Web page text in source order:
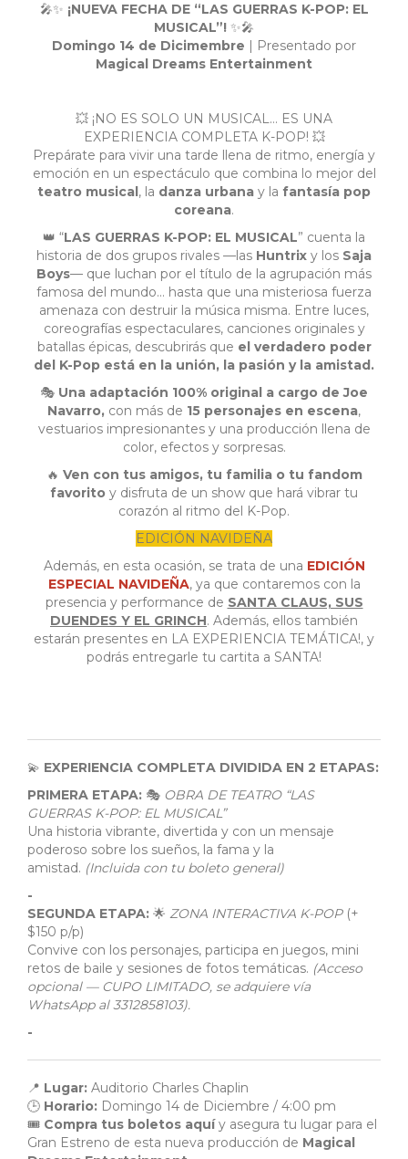
🎤✨ ¡NUEVA FECHA DE “LAS GUERRAS K-POP: EL
MUSICAL”! ✨🎤
Domingo 14 de Dicimembre | Presentado por
Magical Dreams Entertainment
💥 ¡NO ES SOLO UN MUSICAL… ES UNA
EXPERIENCIA COMPLETA K-POP! 💥
Prepárate para vivir una tarde llena de ritmo, energía y
emoción en un espectáculo que combina lo mejor del
teatro musical , la danza urbana y la fantasía pop
coreana.
👑 “LAS GUERRAS K-POP: EL MUSICAL” cuenta la
historia de dos grupos rivales —las Huntrix y los Saja
Boys— que luchan por el título de la agrupación más
famosa del mundo… hasta que una misteriosa fuerza
amenaza con destruir la música misma. Entre luces,
coreografías espectaculares, canciones originales y
batallas épicas, descubrirás que el verdadero poder
del K-Pop está en la unión, la pasión y la amistad.
🎭 Una adaptación 100% original a cargo de Joe
Navarro, con más de 15 personajes en escena,
vestuarios impresionantes y una producción llena de
color, efectos y sorpresas.
🔥 Ven con tus amigos, tu familia o tu fandom
favorito y disfruta de un show que hará vibrar tu
corazón al ritmo del K-Pop.
EDICIÓN NAVIDEÑA
Además, en esta ocasión, se trata de una EDICIÓN
ESPECIAL NAVIDEÑA, ya que contaremos con la
presencia y performance de SANTA CLAUS, SUS
DUENDES Y EL GRINCH. Además, ellos también
estarán presentes en LA EXPERIENCIA TEMÁTICA!, y
podrás entregarle tu cartita a SANTA!
💫 EXPERIENCIA COMPLETA DIVIDIDA EN 2 ETAPAS:
PRIMERA ETAPA: 🎭 OBRA DE TEATRO “LAS
GUERRAS K-POP: EL MUSICAL”
Una historia vibrante, divertida y con un mensaje
poderoso sobre los sueños, la fama y la
amistad. (Incluida con tu boleto general)
-
SEGUNDA ETAPA: 🌟 ZONA INTERACTIVA K-POP(+
$150 p/p)
Convive con los personajes, participa en juegos, mini
retos de baile y sesiones de fotos temáticas. (Acceso
opcional — CUPO LIMITADO, se adquiere vía
WhatsApp al 3312858103).
-
📍 Lugar: Auditorio Charles Chaplin
🕒 Horario: Domingo 14 de Diciembre / 4:00 pm
🎟️ Compra tus boletos aquíy asegura tu lugar para el
Gran Estreno de esta nueva producción de Magical